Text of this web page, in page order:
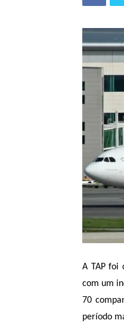
A TAP foi
com um
70
período